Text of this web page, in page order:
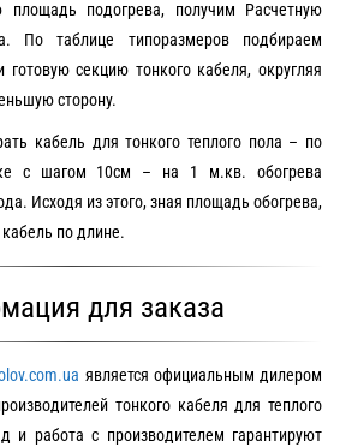
площадь подогрева, получим Расчетную
По таблице типоразмеров подбираем
секцию тонкого кабеля, округляя
сторону.
кабель для тонкого теплого пола – по
с шагом 10см – на 1 м.кв. обогрева
Исходя из этого, зная площадь обогрева,
по длине.
для заказа
является официальным дилером
тонкого кабеля для теплого
и работа с производителем гарантируют